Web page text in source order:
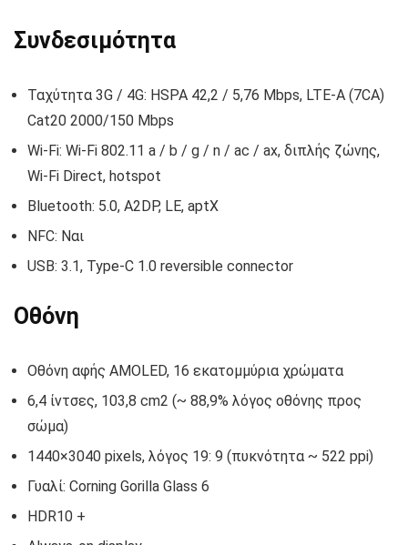
Συνδεσιμότητα
Ταχύτητα 3G / 4G: HSPA 42,2 / 5,76 Mbps, LTE-A (7CA)
Cat20 2000/150 Mbps
Wi-Fi: Wi-Fi 802.11 a / b / g / n / ac / ax, διπλής ζώνης,
Wi-Fi Direct, hotspot
Bluetooth: 5.0, A2DP, LE, aptX
NFC: Ναι
USB: 3.1, Type-C 1.0 reversible connector
Οθόνη
Οθόνη αφής AMOLED, 16 εκατομμύρια χρώματα
6,4 ίντσες, 103,8 cm2 (~ 88,9% λόγος οθόνης προς
σώμα)
1440×3040 pixels, λόγος 19: 9 (πυκνότητα ~ 522 ppi)
Γυαλί: Corning Gorilla Glass 6
HDR10 +